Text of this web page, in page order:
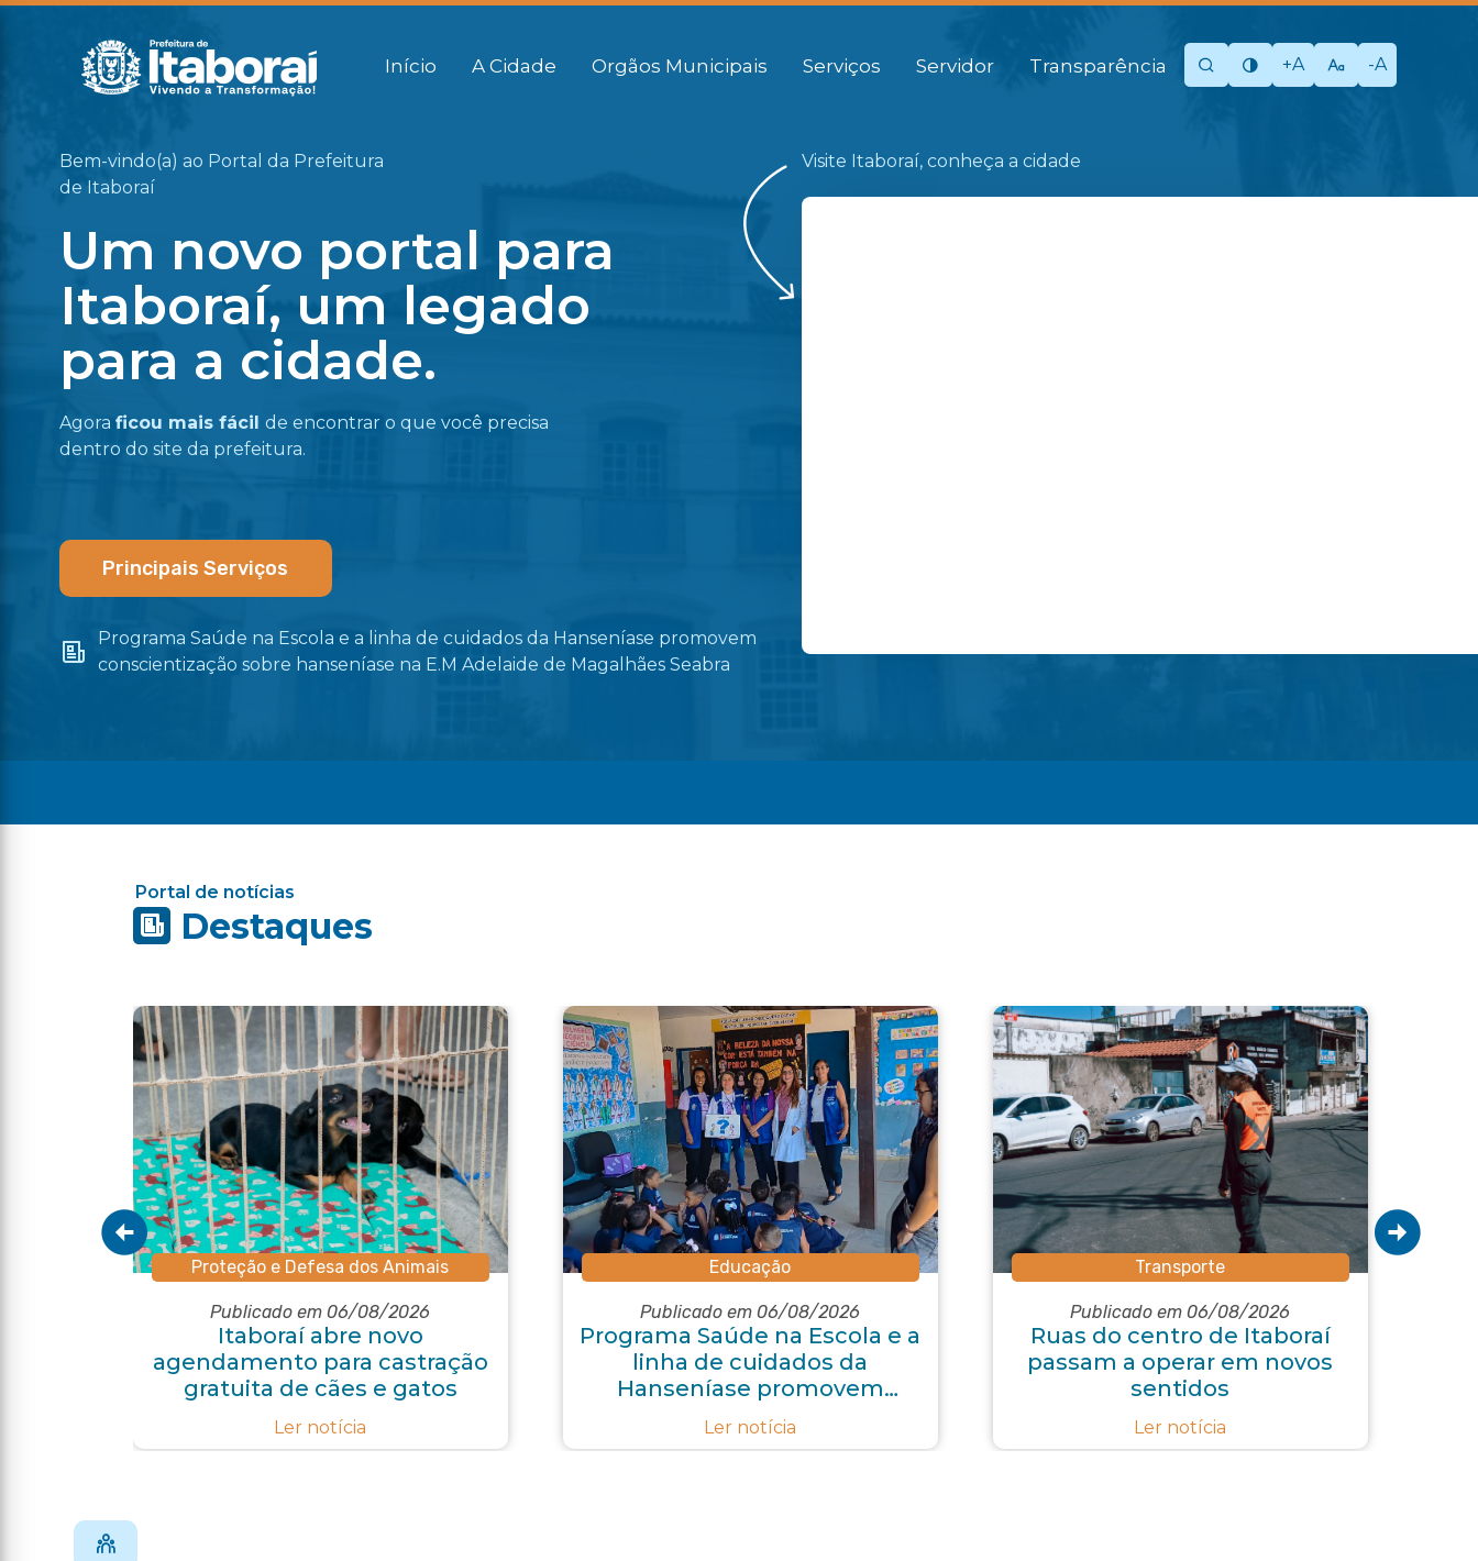
Início A Cidade Orgãos Municipais Serviços Servidor Transparência +A -A
Bem-vindo(a) ao Portal da Prefeitura
de Itaboraí
Um novo portal para
Itaboraí, um legado
para a cidade.
Agora ficou mais fácil de encontrar o que você precisa
dentro do site da prefeitura.
Principais Serviços
Programa Saúde na Escola e a linha de cuidados da Hanseníase promovem
conscientização sobre hanseníase na E.M Adelaide de Magalhães Seabra
Visite Itaboraí, conheça a cidade
Portal de notícias
Destaques
Proteção e Defesa dos Animais
Publicado em 06/08/2026
Itaboraí abre novo
agendamento para castração
gratuita de cães e gatos
Ler notícia
Educação
Publicado em 06/08/2026
Programa Saúde na Escola e a
linha de cuidados da
Hanseníase promovem
conscientização sobre
hanseníase na E.M Adelaide
Ler notícia
Transporte
Publicado em 06/08/2026
Ruas do centro de Itaboraí
passam a operar em novos
sentidos
Ler notícia